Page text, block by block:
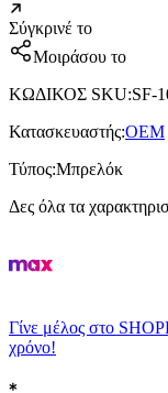
Σύγκρινέ το
Μοιράσου το
ΚΩΔΙΚΟΣ SKU:SF-
Κατασκευαστής:OEM
Τύπος:Μπρελόκ
Δες όλα τα
Γίνε μέλος στο
χρόνο!